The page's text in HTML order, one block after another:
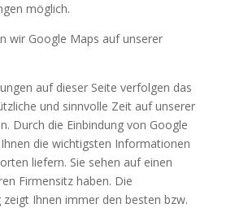
möglich.
wir Google Maps auf unserer
auf dieser Seite verfolgen das
und sinnvolle Zeit auf unserer
Durch die Einbindung von Google
die wichtigsten Informationen
liefern. Sie sehen auf einen
Firmensitz haben. Die
zeigt Ihnen immer den besten bzw.